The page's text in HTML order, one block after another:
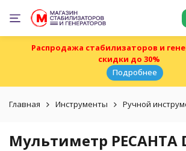
Распродажа стабилизаторов и
скидки до 30%
Подробнее
Главная Инструменты Ручной
Мультиметр РЕСАНТА